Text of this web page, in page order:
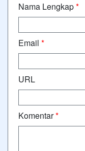
Nama Lengkap*
Email *
URL
Komentar*